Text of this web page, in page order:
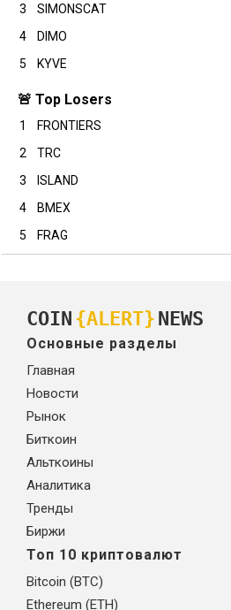
3
SIMONSCAT
4
DIMO
5
KYVE
🚨 Top Losers
1 FRONTIERS
2
TRC
3
ISLAND
4
BMEX
5
FRAG
COIN {ALERT} NEWS
Основные разделы
Главная
Новости
Рынок
Биткоин
Альткоины
Аналитика
Тренды
Биржи
Топ 10 криптовалют
Bitcoin (BTC)
Ethereum (ETH)